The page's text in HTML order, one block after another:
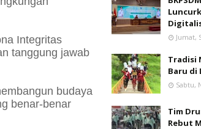
Integritas
tanggung jawab
budaya
benar-benar
Jumat,
Tradisi
Baru di
Sabtu,
Tim
Rebut